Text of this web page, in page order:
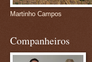
Martinho Campos
Companheiros